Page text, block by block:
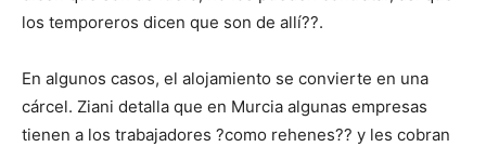
los temporeros dicen que son de allí??.
En algunos casos, el alojamiento se convierte en una
cárcel. Ziani detalla que en Murcia algunas empresas
tienen a los trabajadores ?como rehenes?? y les cobran